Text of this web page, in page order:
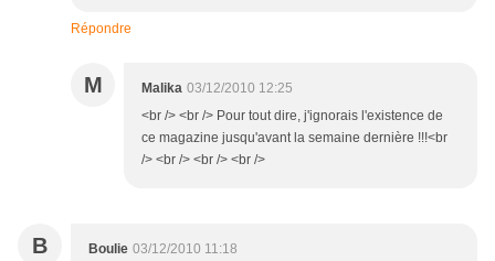
Répondre
M Malika 03/12/2010 12:25
<br /> <br /> Pour tout dire, j'ignorais l'existence de
ce magazine jusqu'avant la semaine dernière !!!<br
/> <br /> <br /> <br />
B Boulie 03/12/2010 11:18